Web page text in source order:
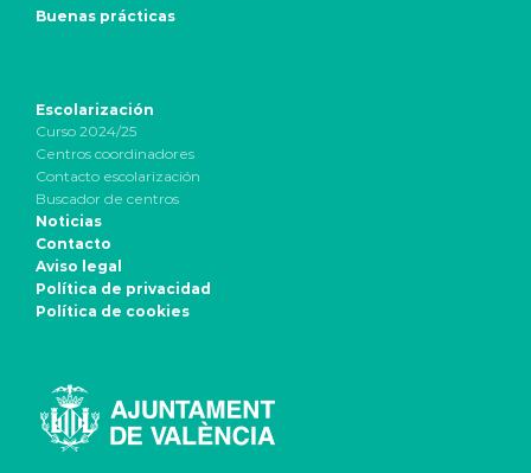
Buenas prácticas
Escolarización
Curso 2024/25
Centros coordinadores
Contacto escolarización
Buscador de centros
Noticias
Contacto
Aviso legal
Política de privacidad
Política de cookies